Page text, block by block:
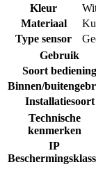
Kleur
Materiaal
Type sensor
Gebruik
Soort bediening
Binnen/
Installatiesoort
Technische
kenmerken
IP